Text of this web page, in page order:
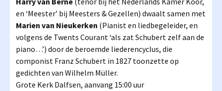
en ‘Meester’ bij Meesters & Gezellen) dwaalt samen met
Marien van Nieukerken (Pianist en liedbegeleider, en
volgens de Twents Courant ‘als zat Schubert zelf aan de
piano…’) door de beroemde liederencyclus, die
componist Franz Schubert in 1827 toonzette op
gedichten van Wilhelm Müller.
Grote Kerk Dalfsen, aanvang 15:00 uur